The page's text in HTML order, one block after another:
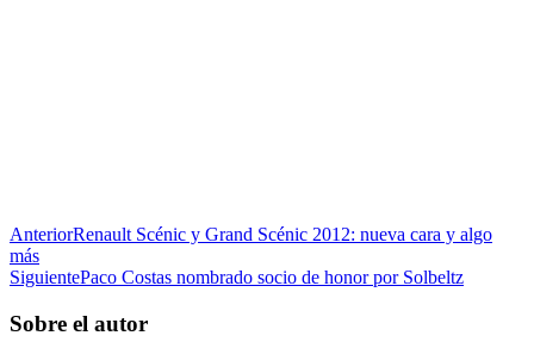
AnteriorRenault Scénic y Grand Scénic 2012: nueva cara y algo
más
SiguientePaco Costas nombrado socio de honor por Solbeltz
Sobre el autor